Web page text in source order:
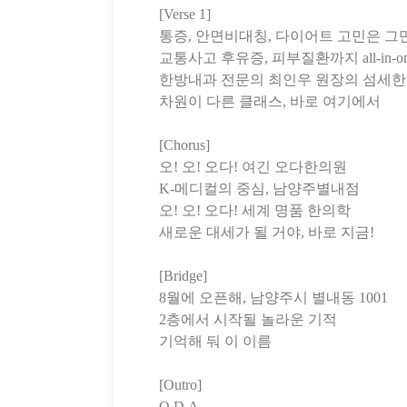
[Verse 1]
통증, 안면비대칭, 다이어트 고민은 그
교통사고 후유증, 피부질환까지 all-in-
한방내과 전문의 최인우 원장의 섬세
차원이 다른 클래스, 바로 여기에서
[Chorus]
오! 오! 오다! 여긴 오다한의원
K-메디컬의 중심, 남양주별내점
오! 오! 오다! 세계 명품 한의학
새로운 대세가 될 거야, 바로 지금!
[Bridge]
8월에 오픈해, 남양주시 별내동 1001
2층에서 시작될 놀라운 기적
기억해 둬 이 이름
[Outro]